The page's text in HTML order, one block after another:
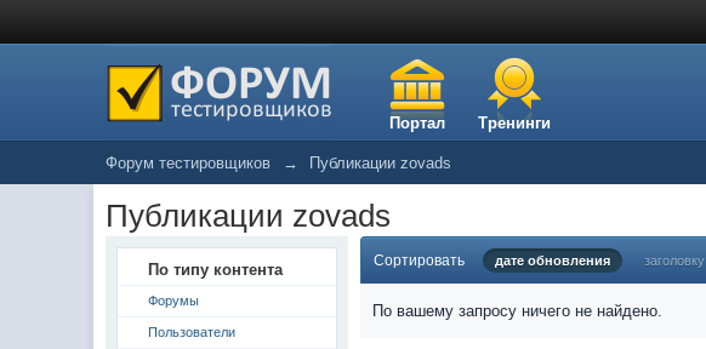
Портал Тренинги
Форум тестировщиков → Публикации zovads
Публикации zovads
По типу контента
Форумы
Пользователи
Сортировать дате обновления заголовку
По вашему запросу ничего не найдено.